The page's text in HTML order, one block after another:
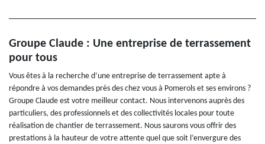
Groupe Claude : Une entreprise de terrassement
pour tous
Vous êtes à la recherche d’une entreprise de terrassement apte à
répondre à vos demandes près des chez vous à Pomerols et ses environs ?
Groupe Claude est votre meilleur contact. Nous intervenons auprès des
particuliers, des professionnels et des collectivités locales pour toute
réalisation de chantier de terrassement. Nous saurons vous offrir des
prestations à la hauteur de votre attente quel que soit l’envergure des